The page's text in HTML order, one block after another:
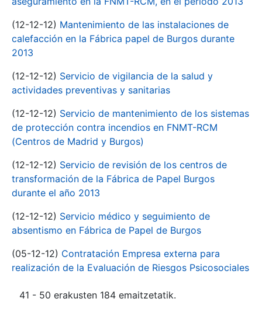
(12-12-12) Mantenimiento de las instalaciones de
calefacción en la Fábrica papel de Burgos durante
2013
(12-12-12) Servicio de vigilancia de la salud y
actividades preventivas y sanitarias
(12-12-12) Servicio de mantenimiento de los sistemas
de protección contra incendios en FNMT-RCM
(Centros de Madrid y Burgos)
(12-12-12) Servicio de revisión de los centros de
transformación de la Fábrica de Papel Burgos
durante el año 2013
(12-12-12) Servicio médico y seguimiento de
absentismo en Fábrica de Papel de Burgos
(05-12-12) Contratación Empresa externa para
realización de la Evaluación de Riesgos Psicosociales
41 - 50 erakusten 184 emaitzetatik.